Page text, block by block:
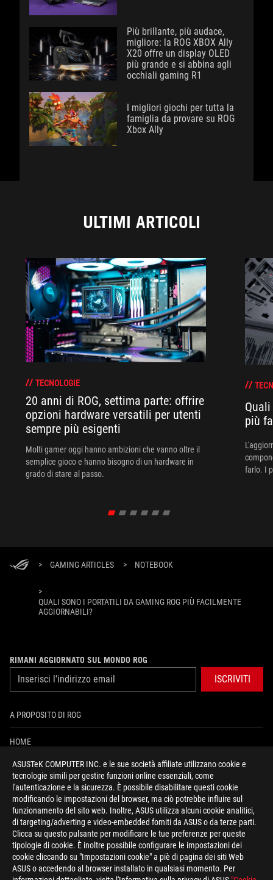
ASUSTeK COMPUTER INC. e le sue società affiliate utilizzano cookie e
tecnologie simili per gestire funzioni online essenziali, come
l'autenticazione e la sicurezza. È possibile disabilitare questi cookie
modificando le impostazioni del browser, ma ciò potrebbe influire sul
funzionamento del sito web. Inoltre, ASUS utilizza alcuni cookie analitici,
di targeting/adverting e video-embedded forniti da ASUS o da terze parti.
Clicca su questo pulsante per modificare le tue preferenze per queste
tipologie di cookie. È inoltre possibile configurare le impostazioni dei
cookie cliccando su "Impostazioni cookie" a piè di pagina dei siti Web
ASUS o accedendo al browser installato in qualsiasi momento. Per
Più brillante, più audace,
migliore: la ROG XBOX Ally
X20 offre un display OLED
più grande e si abbina agli
occhiali gaming R1
I migliori giochi per tutta la
famiglia da provare su ROG
Xbox Ally
ULTIMI ARTICOLI
TECNOLOGIE
20 anni di ROG, settima parte: offrire
opzioni hardware versatili per utenti
sempre più esigenti
Molti gamer oggi hanno ambizioni che vanno oltre il
semplice gioco e hanno bisogno di un hardware in
grado di stare al passo.
più
farlo. I
> GAMING ARTICLES > NOTEBOOK
>
QUALI SONO I PORTATILI DA GAMING ROG PIÙ FACILMENTE
AGGIORNABILI?
RIMANI AGGIORNATO SUL MONDO ROG
ISCRIVITI
A PROPOSITO DI ROG
HOME
PRESSROOM
NEWS
facebookinstagramyoutubetiktok discord